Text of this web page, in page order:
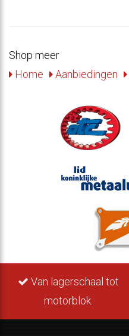
Shop meer
Home
Aanbiedingen
Van lagerschaal tot
motorblok.